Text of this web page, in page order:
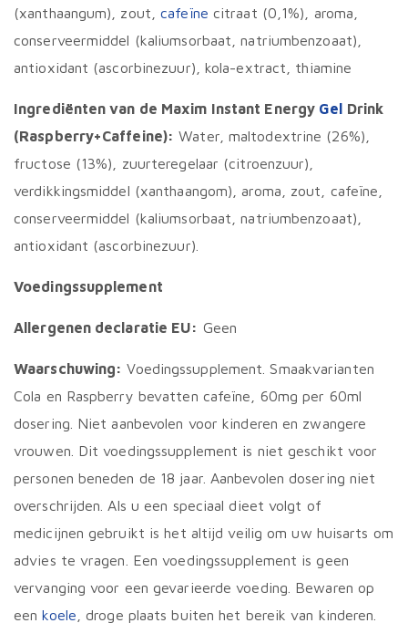
(xanthaangum), zout,cafeïne citraat (0,1%), aroma,
conserveermiddel (kaliumsorbaat, natriumbenzoaat),
antioxidant (ascorbinezuur), kola-extract, thiamine
Ingrediënten van de Maxim Instant Energy Gel Drink
(Raspberry+Caffeine): Water, maltodextrine (26%),
fructose (13%), zuurteregelaar (citroenzuur),
verdikkingsmiddel (xanthaangom), aroma, zout, cafeïne,
conserveermiddel (kaliumsorbaat, natriumbenzoaat),
antioxidant (ascorbinezuur).
Voedingssupplement
Allergenen declaratie EU: Geen
Waarschuwing: Voedingssupplement. Smaakvarianten
Cola en Raspberry bevatten cafeïne, 60mg per 60ml
dosering. Niet aanbevolen voor kinderen en zwangere
vrouwen. Dit voedingssupplement is niet geschikt voor
personen beneden de 18 jaar. Aanbevolen dosering niet
overschrijden. Als u een speciaal dieet volgt of
medicijnen gebruikt is het altijd veilig om uw huisarts om
advies te vragen. Een voedingssupplement is geen
vervanging voor een gevarieerde voeding. Bewaren op
eenkoele , droge plaats buiten het bereik van kinderen.